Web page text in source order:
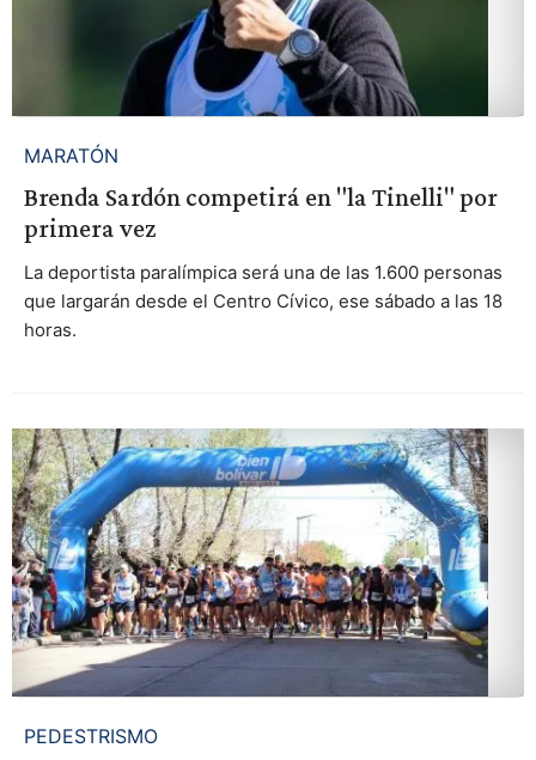
MARATÓN
Brenda Sardón competirá en "la Tinelli" por
primera vez
La deportista paralímpica será una de las 1.600 personas
que largarán desde el Centro Cívico, ese sábado a las 18
horas.
PEDESTRISMO